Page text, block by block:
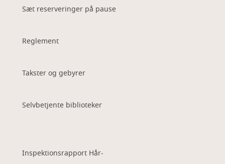
Sæt reserveringer på pause
Reglement
Takster og gebyrer
Selvbetjente biblioteker
Inspektionsrapport Hår-